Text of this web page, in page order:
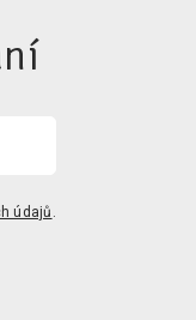
údajů .